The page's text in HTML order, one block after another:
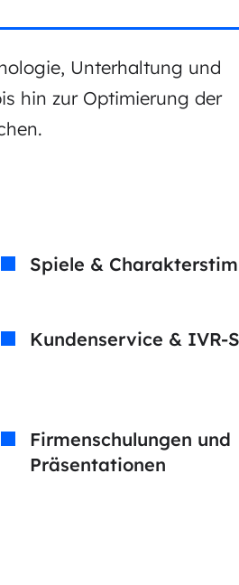
Unterhaltung und
hin zur Optimierung der
Spiele &
Kundenservice & IVR-
Firmenschulungen und
Präsentationen